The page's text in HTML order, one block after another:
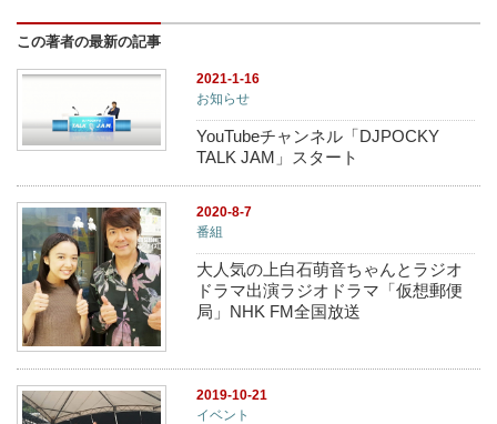
この著者の最新の記事
2021-1-16
お知らせ
YouTubeチャンネル「DJPOCKY
TALK JAM」スタート
2020-8-7
番組
大人気の上白石萌音ちゃんとラジオ
ドラマ出演ラジオドラマ「仮想郵便
局」NHK FM全国放送
2019-10-21
イベント